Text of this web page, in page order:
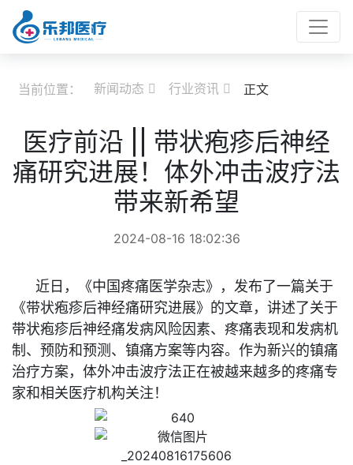
当前位置： 新闻动态  行业资讯  正文
医疗前沿 || 带状疱疹后神经
痛研究进展！体外冲击波疗法
带来新希望
2024-08-16 18:02:36
近日，《中国疼痛医学杂志》，发布了一篇关于
《带状疱疹后神经痛研究进展》的文章，讲述了关于
带状疱疹后神经痛发病风险因素、疼痛表现和发病机
制、预防和预测、镇痛方案等内容。作为新兴的镇痛
治疗方案，体外冲击波疗法正在被越来越多的疼痛专
家和相关医疗机构关注！